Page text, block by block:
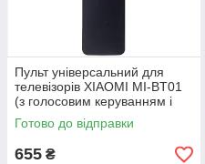
Пульт універсальний для
телевізорів XIAOMI MI-BT01
(з голосовим керуванням і
Bluetooth)
Готово до відправки
655 ₴